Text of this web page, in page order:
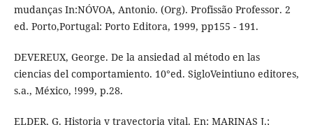
mudanças In:NÓVOA, Antonio. (Org). Profissão Professor. 2
ed. Porto,Portugal: Porto Editora, 1999, pp155 - 191.
DEVEREUX, George. De la ansiedad al método en las
ciencias del comportamiento. 10°ed. SigloVeintiuno editores,
s.a., México, !999, p.28.
ELDER, G. Historia y trayectoria vital. En: MARINAS J.;